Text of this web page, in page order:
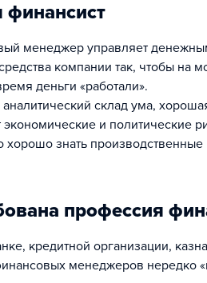
финансист
менеджер управляет
компании так, чтобы на
деньги «работали».
склад ума,
и политические
хорошо знать
профессия
кредитной организации,
менеджеров нередко